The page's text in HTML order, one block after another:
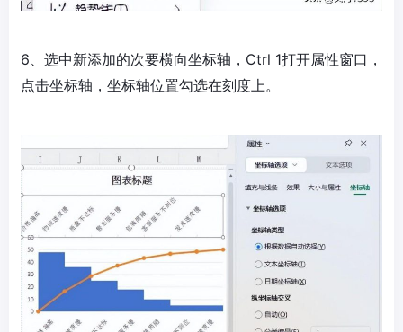
6、选中新添加的次要横向坐标轴，Ctrl 1打开属性窗口，
点击坐标轴，坐标轴位置勾选在刻度上。